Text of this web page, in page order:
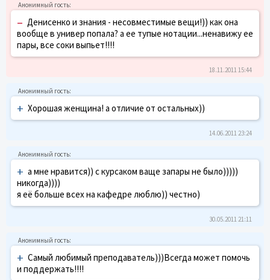
– Денисенко и знания - несовместимые вещи!)) как она
вообще в универ попала? а ее тупые нотации...ненавижу ее
пары, все соки выпьет!!!!
18.11.2011 15:44
+ Хорошая женщина! а отличие от остальных))
14.06.2011 23:24
+ а мне нравится)) с курсаком ваще запары не было)))))
никогда))))
я её больше всех на кафедре люблю)) честно)
30.05.2011 21:11
+ Самый любимый преподаватель)))Всегда может помочь
и поддержать!!!!